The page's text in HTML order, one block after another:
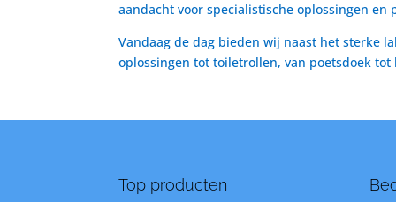
aandacht voor specialistische oplossingen en
Vandaag de dag bieden wij naast het sterke
oplossingen tot toiletrollen, van poetsdoek
Top producten